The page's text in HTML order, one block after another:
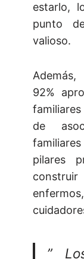
estarlo,
punto
valioso.
92%
de
pilares
”